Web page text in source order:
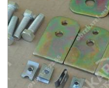
«Обтекатели (спойлеры)